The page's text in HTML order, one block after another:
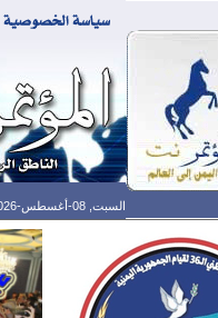
السبت, 08-أغسطس-2026 الساعة: 05:44 م - آخر تحديث: 05:32 م (32: 02) بتوقيت غرينتش